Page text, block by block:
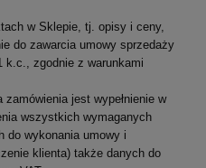
w Sklepie, tj. opisy i ceny,
do zawarcia umowy sprzedaży
k.c., zgodnie z warunkami
zamówienia jest wypełnienie w
wszystkich wymaganych
do wykonania umowy i
klienta) także danych do